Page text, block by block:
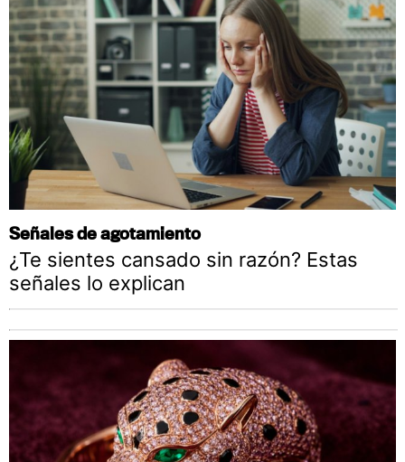
Señales de agotamiento
¿Te sientes cansado sin razón? Estas
señales lo explican